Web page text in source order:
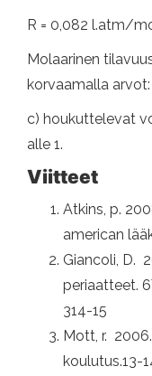
R = 0,082 l.atm/
Molaarinen
korvaamalla arvot:
c) houkuttelevat
alle 1.
Viitteet
Atkins, p.
american
Giancoli, D.
periaatteet. 6
314-15
Mott, r.
koulutus.13-